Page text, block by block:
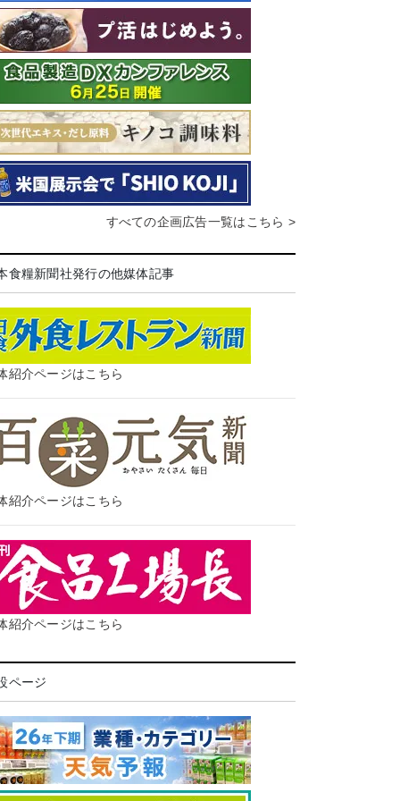
すべての企画広告一覧はこちら >
食糧新聞社発行の他媒体記事
紹介ページはこちら
紹介ページはこちら
紹介ページはこちら
ページ